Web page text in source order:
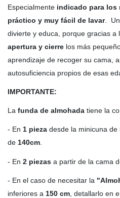
Especialmente indicado para los
práctico y muy fácil de lavar.
divierte y educa, porque gracias a
apertura y cierre los más
aprendizaje de recoger su cama,
autosuficiencia propios de esas
IMPORTANTE:
La funda de almohada tiene la
- En 1 pieza desde la minicuna de
de 140cm.
- En 2 piezas a partir de la cama
- En el caso de necesitar la
inferiores a 150 cm , detallarlo en